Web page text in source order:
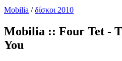
Mobilia /δίσκοι 2010
Mobilia :: Four Tet -
You